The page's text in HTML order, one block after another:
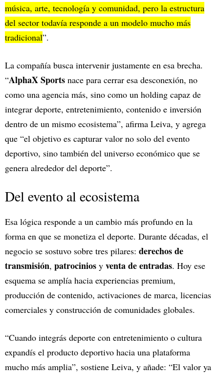
música, arte, tecnología y comunidad, pero la estructura
del sector todavía responde a un modelo mucho más
tradicional”.
La compañía busca intervenir justamente en esa brecha.
“AlphaX Sports nace para cerrar esa desconexión, no
como una agencia más, sino como un holding capaz de
integrar deporte, entretenimiento, contenido e inversión
dentro de un mismo ecosistema”, afirma Leiva, y agrega
que “el objetivo es capturar valor no solo del evento
deportivo, sino también del universo económico que se
genera alrededor del deporte”.
Del evento al ecosistema
Esa lógica responde a un cambio más profundo en la
forma en que se monetiza el deporte. Durante décadas, el
negocio se sostuvo sobre tres pilares: derechos de
transmisión, patrocinios y venta de entradas. Hoy ese
esquema se amplía hacia experiencias premium,
producción de contenido, activaciones de marca, licencias
comerciales y construcción de comunidades globales.
“Cuando integrás deporte con entretenimiento o cultura
expandís el producto deportivo hacia una plataforma
mucho más amplia”, sostiene Leiva, y añade: “El valor ya